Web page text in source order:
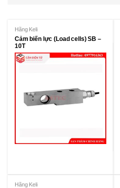
Hãng Keli
Cảm biến lực (Load cells) SB –
10T
Hãng Keli